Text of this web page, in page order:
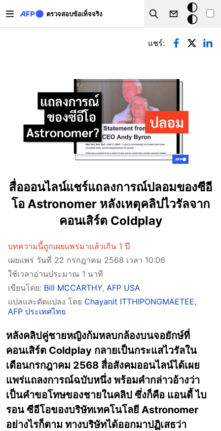
ตรวจสอบข้อเท็จจริง
Search
โหมด
มืด
Primary tabs
แชร์:
สื่อออนไลน์แชร์แถลงการณ์ปลอมของซีอี
โอ Astronomer หลังเหตุคลิปไวรัลจาก
คอนเสิร์ต Coldplay
บทความนี้ถูกเผยแพร่มาแล้วเกิน 1 ปี
เผยแพร่ วันที่ 22 กรกฎาคม 2568 เวลา 10:06
ใช้เวลาอ่านประมาณ 1 นาที
เขียนโดย: Bill MCCARTHY, AFP USA
แปลและดัดแปลง โดย Chayanit ITTHIPONGMAETEE,
AFP ประเทศไทย
หลังคลิปคู่ชายหญิงก้มหลบกล้องบนจอยักษ์ที่
คอนเสิร์ต Coldplay กลายเป็นกระแสไวรัลใน
เดือนกรกฎาคม 2568 สื่อสังคมออนไลน์ได้เผย
แพร่แถลงการณ์ฉบับหนึ่ง พร้อมคำกล่าวอ้างว่า
เป็นคำขอโทษของชายในคลิป ซึ่งก็คือ แอนดี้ ไบ
รอน ซีอีโอของบริษัทเทคโนโลยี Astronomer
อย่างไรก็ตาม ทางบริษัทได้ออกมาปฏิเสธว่า